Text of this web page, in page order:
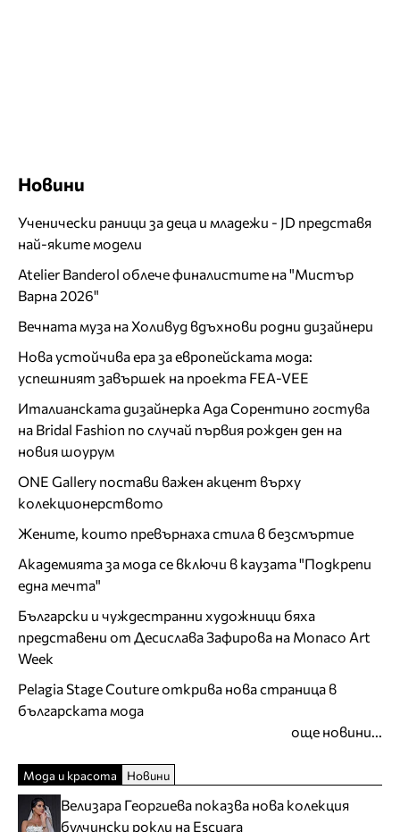
Новини
Ученически раници за деца и младежи - JD представя
най-яките модели
Atelier Banderol облече финалистите на "Мистър
Варна 2026"
Вечната муза на Холивуд вдъхнови родни дизайнери
Нова устойчива ера за европейската мода:
успешният завършек на проекта FEA-VEE
Италианската дизайнерка Ада Сорентино гостува
на Bridal Fashion по случай първия рожден ден на
новия шоурум
ONE Gallery постави важен акцент върху
колекционерството
Жените, които превърнаха стила в безсмъртие
Академията за мода се включи в каузата "Подкрепи
една мечта"
Български и чуждестранни художници бяха
представени от Десислава Зафирова на Monaco Art
Week
Pelagia Stage Couture открива нова страница в
българската мода
още новини...
Мода и красота Новини
Велизара Георгиева показва нова колекция
булчински рокли на Escuara